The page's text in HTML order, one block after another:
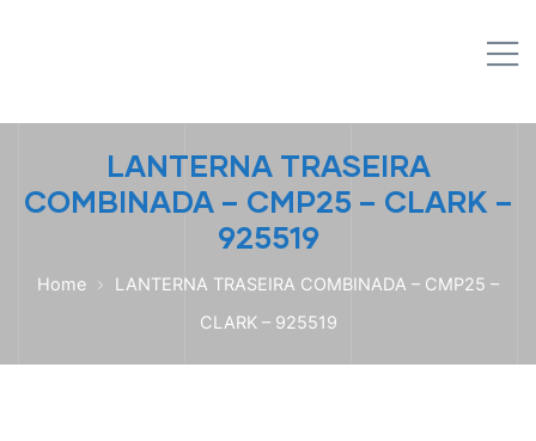
LANTERNA TRASEIRA
COMBINADA – CMP25 – CLARK –
925519
Home
LANTERNA TRASEIRA COMBINADA – CMP25 –
CLARK – 925519